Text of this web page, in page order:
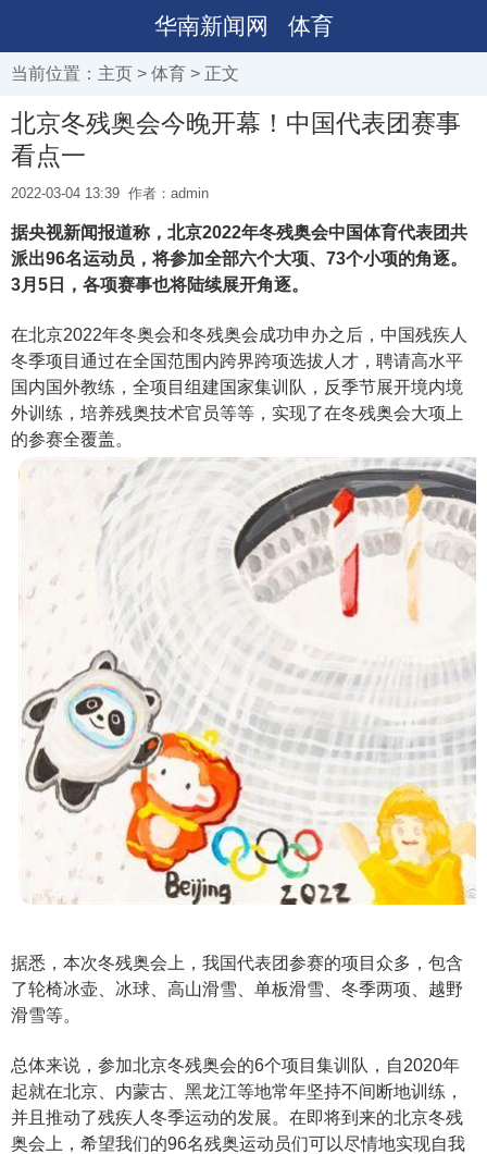
华南新闻网 体育
当前位置： 主页 > 体育 > 正文
北京冬残奥会今晚开幕！中国代表团赛事
看点一
2022-03-04 13:39 作者：admin
据央视新闻报道称，北京2022年冬残奥会中国体育代表团共
派出96名运动员，将参加全部六个大项、73个小项的角逐。
3月5日，各项赛事也将陆续展开角逐。
在北京2022年冬奥会和冬残奥会成功申办之后，中国残疾人
冬季项目通过在全国范围内跨界跨项选拔人才，聘请高水平
国内国外教练，全项目组建国家集训队，反季节展开境内境
外训练，培养残奥技术官员等等，实现了在冬残奥会大项上
的参赛全覆盖。
据悉，本次冬残奥会上，我国代表团参赛的项目众多，包含
了轮椅冰壶、冰球、高山滑雪、单板滑雪、冬季两项、越野
滑雪等。
总体来说，参加北京冬残奥会的6个项目集训队，自2020年
起就在北京、内蒙古、黑龙江等地常年坚持不间断地训练，
并且推动了残疾人冬季运动的发展。在即将到来的北京冬残
奥会上，希望我们的96名残奥运动员们可以尽情地实现自我